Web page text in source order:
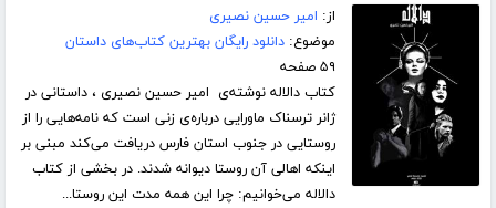
از: امیر حسین نصیری
موضوع:دانلود رایگان بهترین کتاب‌های داستان
۵۹ صفحه
کتاب دالاله نوشته‌ی امیر حسین نصیری ، داستانی در
ژانر ترسناک ماورایی درباره‌ی زنی است که نامه‌هایی را از
روستایی در جنوب استان فارس دریافت می‌کند مبنی بر
اینکه اهالی آن روستا دیوانه شدند. در بخشی از کتاب
دالاله می‌خوانیم: چرا این همه مدت این روستا...